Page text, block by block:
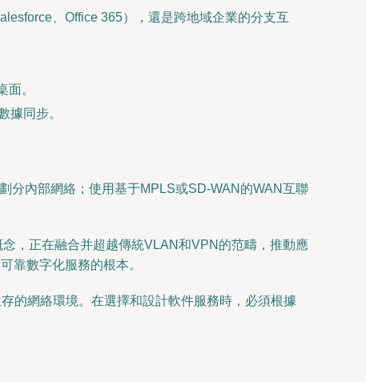
、Office 365），還是跨地域企業的分支互
。
據同步。
分內部網絡；使用基于MPLS或SD-WAN的WAN互聯
，正在融合并超越傳統VLAN和VPN的范疇，推動應
靠數字化服務的根本。
的網絡環境。在選擇和設計軟件服務時，必須根據